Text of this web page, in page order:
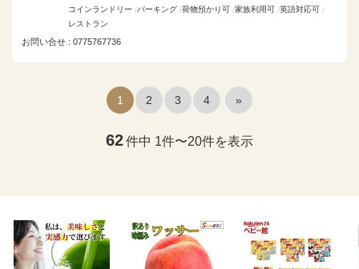
コインランドリー
パーキング 荷物預かり可 家族利用可 英語対応可
レストラン
お問い合せ : 0775767736
1 2 3 4 »
62件中 1件〜20件を表示